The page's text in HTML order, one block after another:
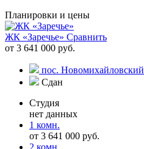
Планировки и цены
ЖК «Заречье» Сравнить
от 3 641 000 руб.
пос. Новомихайловский
Сдан
Студия
нет данных
1 комн.
от 3 641 000 руб.
2 комн.